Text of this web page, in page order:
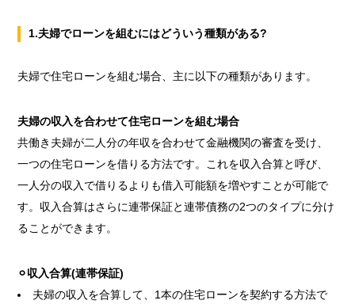
1.夫婦でローンを組むにはどういう種類がある?
夫婦で住宅ローンを組む場合、主に以下の種類があります。
夫婦の収入を合わせて住宅ローンを組む場合
共働き夫婦が二人分の年収を合わせて金融機関の審査を受け、
一つの住宅ローンを借りる方法です。これを収入合算と呼び、
一人分の収入で借りるよりも借入可能額を増やすことが可能で
す。収入合算はさらに連帯保証と連帯債務の2つのタイプに分け
ることができます。
⚪︎収入合算(連帯保証)
夫婦の収入を合算して、1本の住宅ローンを契約する方法で